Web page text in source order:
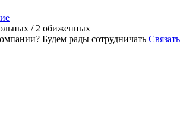
/ 2 обиженных
Будем рады сотрудничать